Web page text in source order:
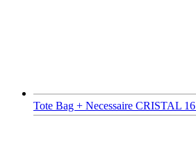
Tote Bag + Necessaire CRISTAL 16